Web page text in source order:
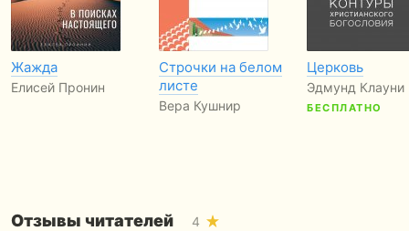
Жажда
Елисей Пронин
Строчки на белом
листе
Вера Кушнир
Церковь
Эдмунд Клауни
БЕСПЛАТНО
Отзывы читателей 4